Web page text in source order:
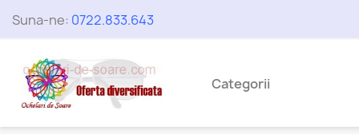
Suna-ne: 0722.833.643
Categorii